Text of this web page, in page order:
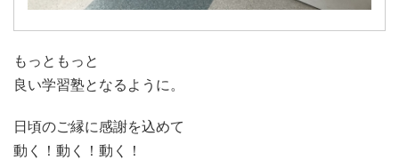
もっともっと
良い学習塾となるように。
日頃のご縁に感謝を込めて
動く！動く！動く！